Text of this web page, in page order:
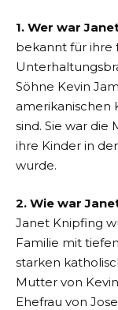
1. Wer war
bekannt für ihre
Söhne Kevin
amerikanischen
sind. Sie war die
ihre Kinder in
wurde.
2. Wie war
Janet Knipfing
Familie mit
starken
Mutter von
Ehefrau von